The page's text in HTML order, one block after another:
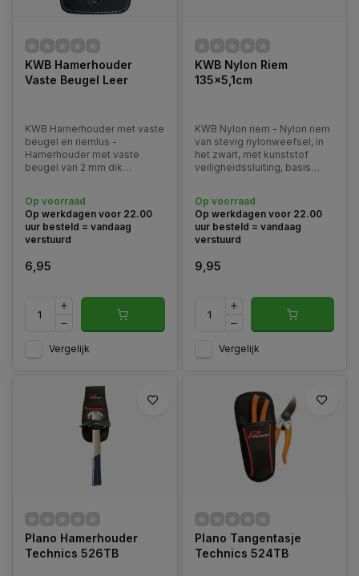
KWB Hamerhouder
Vaste Beugel Leer
KWB Hamerhouder met vaste
beugel en riemlus -
Hamerhouder met vaste
beugel van 2 mm dik
gelakte metalen beugel om
een lathamer of andere
hamer aan de riem op te
hangen.
Op voorraad
Op werkdagen voor 22.00
uur besteld = vandaag
verstuurd
6,95
Vergelijk
KWB Nylon Riem
135x5,1cm
KWB Nylon riem - Nylon riem
van stevig nylonweefsel, in
het zwart, met kunststof
veiligheidssluiting, basis
lengte en 5,1cm breedte.
Op voorraad
Op werkdagen voor 22.00
uur besteld = vandaag
verstuurd
9,95
Vergelijk
Plano Hamerhouder
Technics 526TB
Plano Tangentasje
Technics 524TB